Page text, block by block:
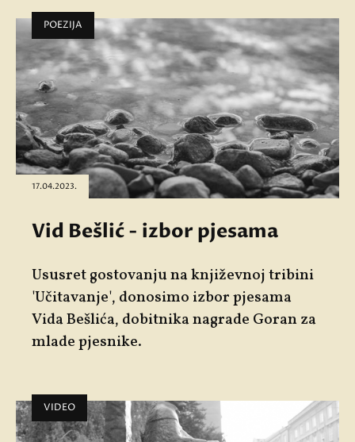
POEZIJA
17.04.2023.
Vid Bešlić - izbor pjesama
Ususret gostovanju na književnoj tribini
'Učitavanje', donosimo izbor pjesama
Vida Bešlića, dobitnika nagrade Goran za
mlade pjesnike.
VIDEO